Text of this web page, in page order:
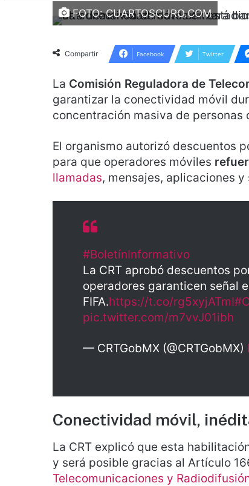
FOTO: CUARTOSCURO.COM
Compartir Facebook Twitter
La Comisión Reguladora de
garantizar la conectividad móvil
concentración masiva de
El organismo autorizó descuentos
para que operadores móviles
llamadas, mensajes, aplicaciones
#BoletínInformativo
La CRT aprobó descuentos
operadores garanticen señal
FIFA.https://t.co/rg5xyjATmI
pic.twitter.com/m7vvJ01ibh
— CRTGobMX (@CRTGobMX)
Conectividad móvil,
La CRT explicó que esta
y será posible gracias al Artículo
Telecomunicaciones y